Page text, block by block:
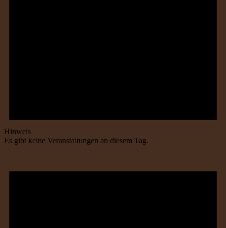
Hinweis
Es gibt keine Veranstaltungen an diesem Tag.